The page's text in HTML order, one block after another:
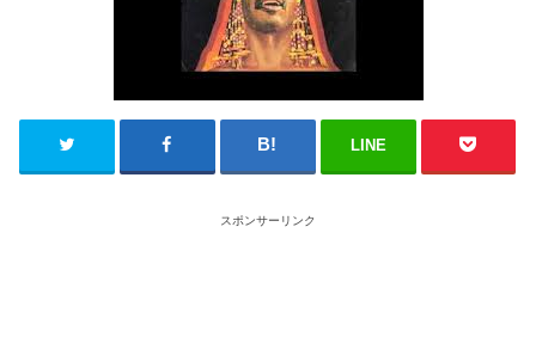
LINE
スポンサーリンク